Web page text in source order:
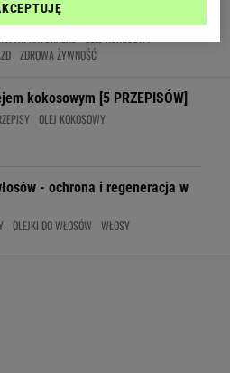
sylwetkę Mirandy Kerr
NATURALNE OLEJ KOKOSOWY
ZDROWA ŻYWNOŚĆ
kokosowym [5 PRZEPISÓW]
OLEJ KOKOSOWY
- ochrona i regeneracja w
OLEJKI DO WŁOSÓW WŁOSY